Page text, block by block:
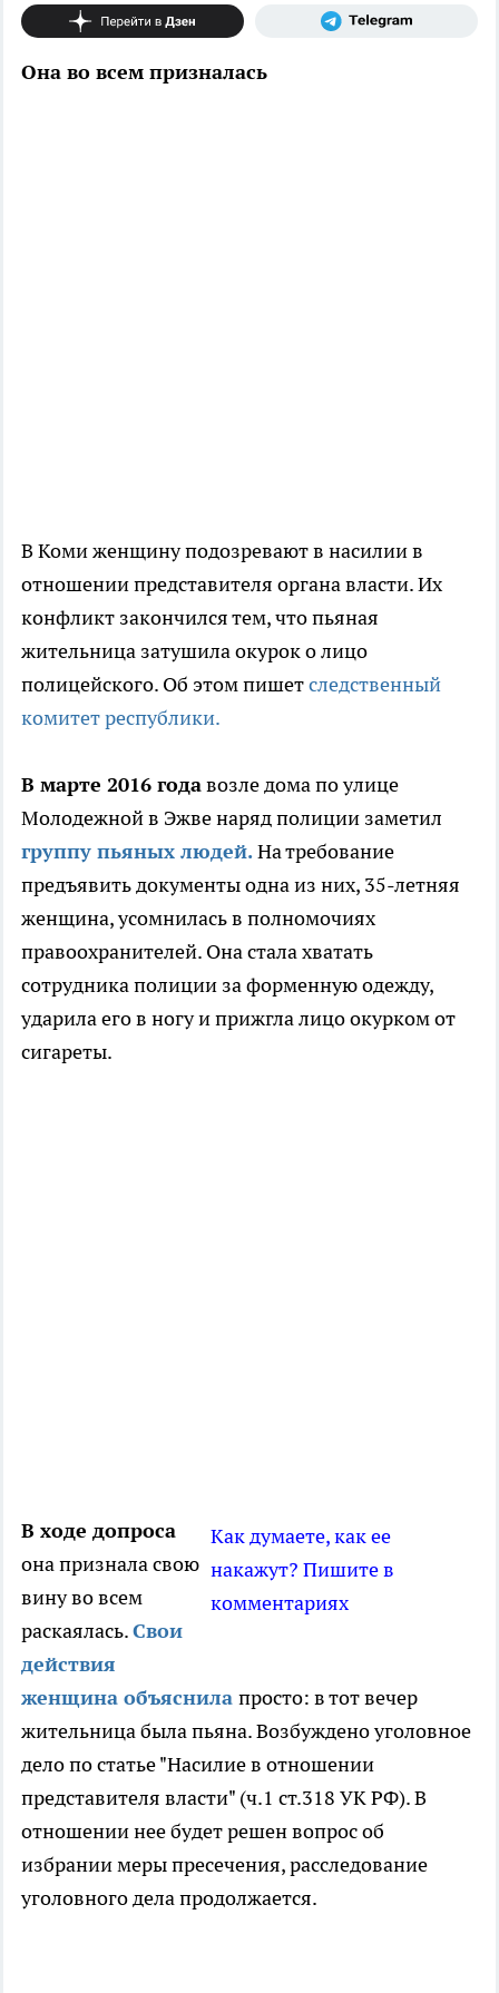
Она во всем призналась
В Коми женщину подозревают в насилии в
отношении представителя органа власти. Их
конфликт закончился тем, что пьяная
жительница затушила окурок о лицо
полицейского. Об этом пишетследственный
комитет республики.
В марте 2016 годавозле дома по улице
Молодежной в Эжве наряд полиции заметил
группу пьяных людей.На требование
предъявить документы одна из них, 35-летняя
женщина, усомнилась в полномочиях
правоохранителей. Она стала хватать
сотрудника полиции за форменную одежду,
ударила его в ногу и прижгла лицо окурком от
сигареты.
Как думаете, как ее
накажут? Пишите в
комментариях
В ходе допроса
она признала свою
вину во всем
раскаялась.Свои
действия
женщина объяснила просто: в тот вечер
жительница была пьяна. Возбуждено уголовное
дело по статье "Насилие в отношении
представителя власти" (ч.1 ст.318 УК РФ). В
отношении нее будет решен вопрос об
избрании меры пресечения, расследование
уголовного дела продолжается.